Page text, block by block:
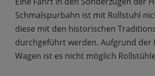
Schmalspurbahn ist mit Rollstuhl
diese mit den historischen
durchgeführt werden. Aufgrund der
Wagen ist es nicht möglich